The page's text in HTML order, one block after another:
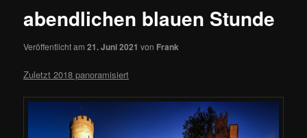
abendlichen blauen Stunde
Veröffentlicht am21. Juni 2021 von Frank
Zuletzt 2018 panoramisiert